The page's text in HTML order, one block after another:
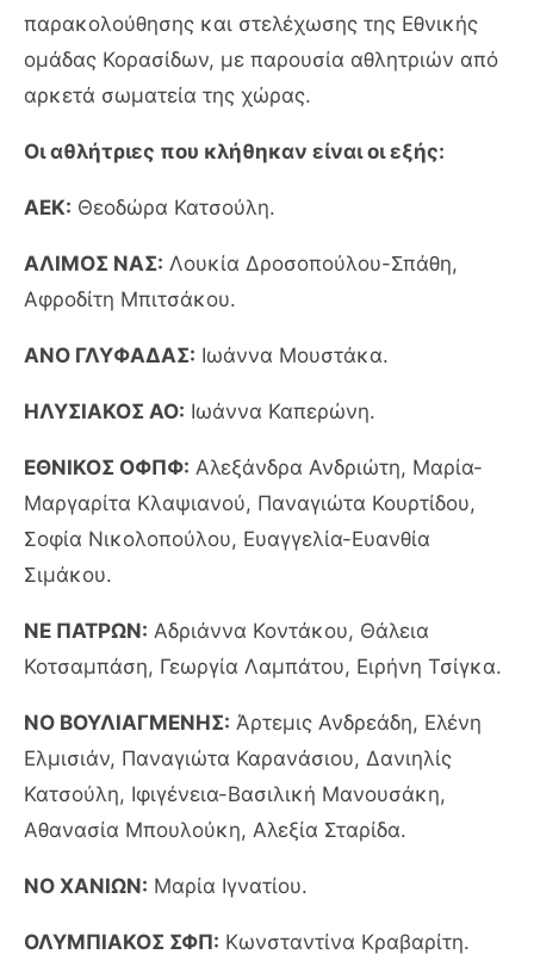
παρακολούθησης και στελέχωσης της Εθνικής
ομάδας Κορασίδων, με παρουσία αθλητριών από
αρκετά σωματεία της χώρας.
Οι αθλήτριες που κλήθηκαν είναι οι εξής:
ΑΕΚ: Θεοδώρα Κατσούλη.
ΑΛΙΜΟΣ ΝΑΣ: Λουκία Δροσοπούλου-Σπάθη,
Αφροδίτη Μπιτσάκου.
ΑΝΟ ΓΛΥΦΑΔΑΣ: Ιωάννα Μουστάκα.
ΗΛΥΣΙΑΚΟΣ ΑΟ: Ιωάννα Καπερώνη.
ΕΘΝΙΚΟΣ ΟΦΠΦ: Αλεξάνδρα Ανδριώτη, Μαρία-
Μαργαρίτα Κλαψιανού, Παναγιώτα Κουρτίδου,
Σοφία Νικολοπούλου, Ευαγγελία-Ευανθία
Σιμάκου.
ΝΕ ΠΑΤΡΩΝ: Αδριάννα Κοντάκου, Θάλεια
Κοτσαμπάση, Γεωργία Λαμπάτου, Ειρήνη Τσίγκα.
ΝΟ ΒΟΥΛΙΑΓΜΕΝΗΣ: Άρτεμις Ανδρεάδη, Ελένη
Ελμισιάν, Παναγιώτα Καρανάσιου, Δανιηλίς
Κατσούλη, Ιφιγένεια-Βασιλική Μανουσάκη,
Αθανασία Μπουλούκη, Αλεξία Σταρίδα.
ΝΟ ΧΑΝΙΩΝ: Μαρία Ιγνατίου.
ΟΛΥΜΠΙΑΚΟΣ ΣΦΠ: Κωνσταντίνα Κραβαρίτη.